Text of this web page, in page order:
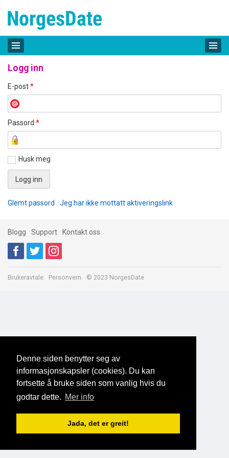
Denne siden benytter seg av
informasjonskapsler (cookies). Du kan
fortsette å bruke siden som vanlig hvis du
godtar dette. Mer info
Jada, det er greit!
Logg inn
E-post*
Passord *
Husk meg
Glemt passord Jeg har ikke mottatt aktiveringslink
Blogg Support Kontakt oss
Brukeravtale Personvern © 2023 NorgesDate